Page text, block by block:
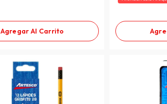
Agregar Al Carrito